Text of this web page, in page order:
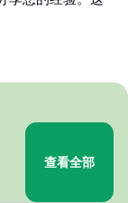
查看全部